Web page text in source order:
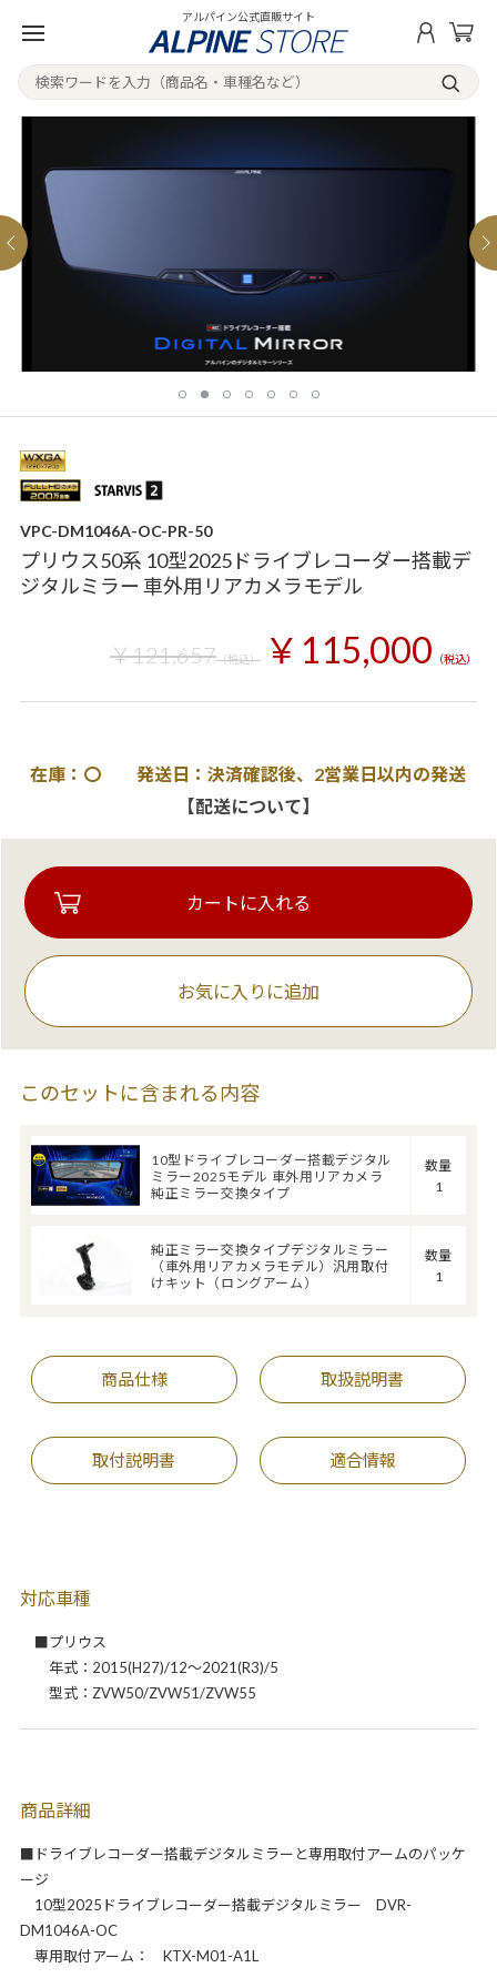
アルパイン公式直販サイト
VPC-DM1046A-OC-PR-50
プリウス50系 10型2025ドライブレコーダー搭載デ
ジタルミラー 車外用リアカメラモデル
￥121,657（税込） ￥115,000 （税込）
在庫：〇 発送日：決済確認後、2営業日以内の発送
【配送について】
お気に入りに追加
このセットに含まれる内容
10型ドライブレコーダー搭載デジタル
ミラー2025モデル 車外用リアカメラ
純正ミラー交換タイプ
数量
1
純正ミラー交換タイプデジタルミラー
（車外用リアカメラモデル）汎用取付
けキット（ロングアーム）
数量
1
商品仕様 取扱説明書
取付説明書 適合情報
対応車種
■プリウス
年式：2015(H27)/12～2021(R3)/5
型式：ZVW50/ZVW51/ZVW55
商品詳細
■ドライブレコーダー搭載デジタルミラーと専用取付アームのパッケ
ージ
10型2025ドライブレコーダー搭載デジタルミラー DVR-
DM1046A-OC
専用取付アーム： KTX-M01-A1L